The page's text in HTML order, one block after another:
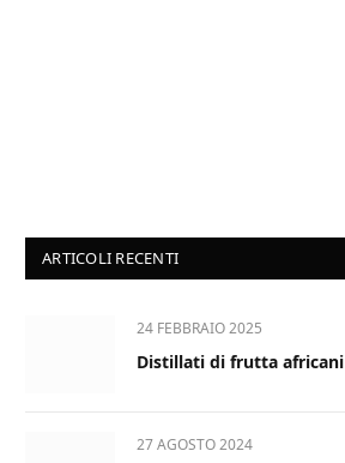
ARTICOLI RECENTI
24 FEBBRAIO 2025
Distillati di frutta africani
27 AGOSTO 2024